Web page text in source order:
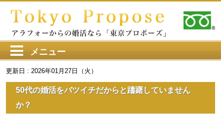
メニュー
更新日 : 2026年01月27日（火）
50代の婚活をバツイチだからと躊躇していません
か？